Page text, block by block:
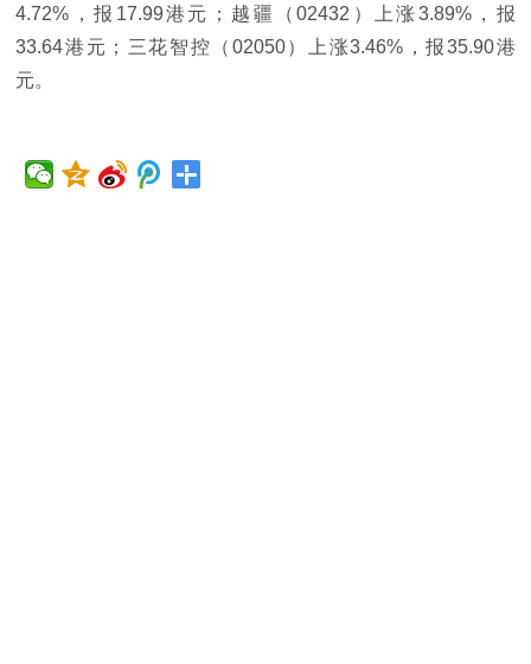
4.72%，报17.99港元；越疆（02432）上涨3.89%，报
33.64港元；三花智控（02050）上涨3.46%，报35.90港
元。